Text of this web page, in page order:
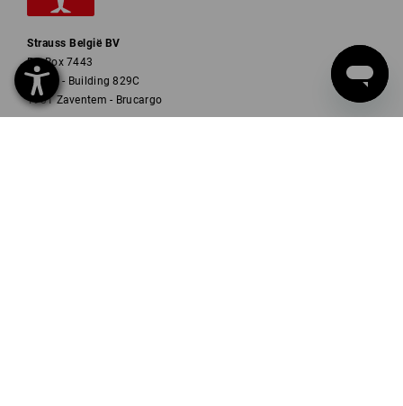
Strauss België BV
PO Box 7443
E.M.C. - Building 829C
1931 Zaventem - Brucargo